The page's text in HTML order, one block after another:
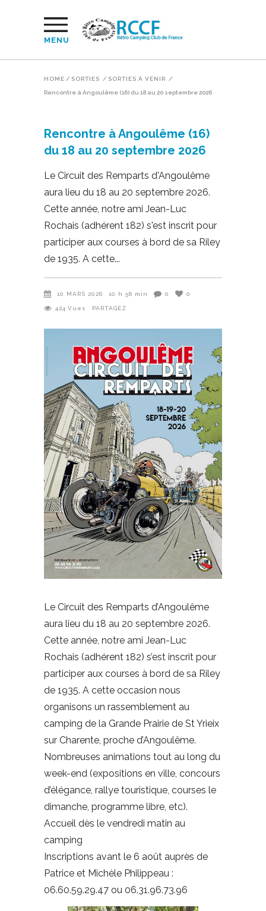
MENU
HOME / SORTIES / SORTIES À VENIR /
Rencontre à Angoulême (16) du 18 au 20 septembre 2026
Rencontre à Angoulême (16)
du 18 au 20 septembre 2026
Le Circuit des Remparts d'Angoulême
aura lieu du 18 au 20 septembre 2026.
Cette année, notre ami Jean-Luc
Rochais (adhérent 182) s'est inscrit pour
participer aux courses à bord de sa Riley
de 1935. A cette
10 MARS 2026 10 h 56 min 0 0
424 Vues PARTAGEZ
Le Circuit des Remparts d’Angoulême
aura lieu du 18 au 20 septembre 2026.
Cette année, notre ami Jean-Luc
Rochais (adhérent 182) s’est inscrit pour
participer aux courses à bord de sa Riley
de 1935. A cette occasion nous
organisons un rassemblement au
camping de la Grande Prairie de St Yrieix
sur Charente, proche d’Angoulême.
Nombreuses animations tout au long du
week-end (expositions en ville, concours
d’élégance, rallye touristique, courses le
dimanche, programme libre, etc).
Accueil dès le vendredi matin au
camping
Inscriptions avant le 6 août auprès de
Patrice et Michèle Philippeau :
06.60.59.29.47 ou 06.31.96.73.96